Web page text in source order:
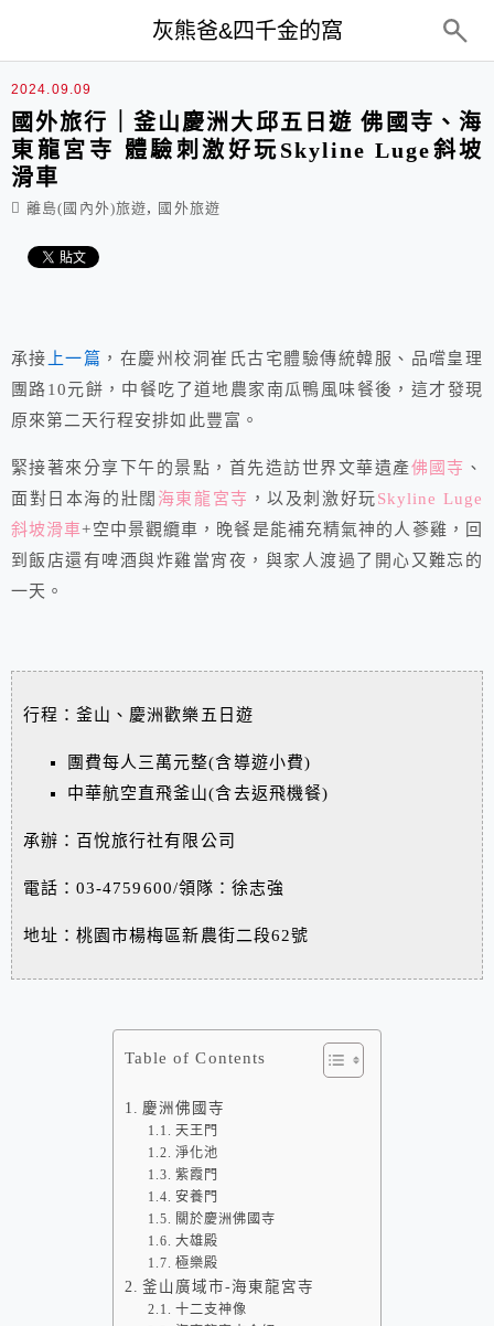
灰熊爸&四千金的窩
2024.09.09
國外旅行｜釜山慶洲大邱五日遊 佛國寺、海
東龍宮寺 體驗刺激好玩Skyline Luge斜坡
滑車
離島(國內外)旅遊, 國外旅遊
承接上一篇 ，在慶州校洞崔氏古宅體驗傳統韓服、品嚐皇理
團路10元餅，中餐吃了道地農家南瓜鴨風味餐後，這才發現
原來第二天行程安排如此豐富。
緊接著來分享下午的景點，首先造訪世界文華遺產佛國寺 、
面對日本海的壯闊 海東龍宮寺 ，以及刺激好玩Skyline Luge
斜坡滑車+空中景觀纜車，晚餐是能補充精氣神的人蔘雞，回
到飯店還有啤酒與炸雞當宵夜，與家人渡過了開心又難忘的
一天。
行程：釜山、慶洲歡樂五日遊
團費每人三萬元整(含導遊小費)
中華航空直飛釜山(含去返飛機餐)
承辦：百悅旅行社有限公司
電話：03-4759600/領隊：徐志強
地址：桃園市楊梅區新農街二段62號
Table of Contents
慶洲佛國寺
天王門
淨化池
紫霞門
安養門
關於慶洲佛國寺
大雄殿
極樂殿
釜山廣域市-海東龍宮寺
十二支神像